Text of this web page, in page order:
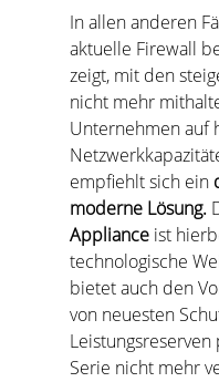
In allen anderen
aktuelle Firewall
zeigt, mit den
nicht mehr
Unternehmen auf
empfiehlt sich ein
moderne Lösung.
Appliance ist
technologische
bietet auch den
von neuesten
Serie nicht mehr